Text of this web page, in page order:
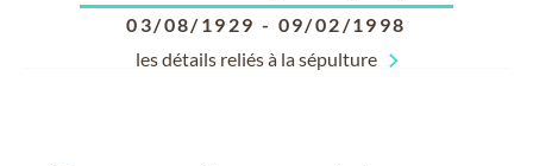
03/08/1929 - 09/02/1998
les détails reliés à la sépulture